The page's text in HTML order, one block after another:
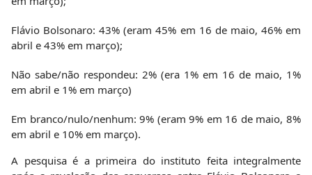
Flávio Bolsonaro: 43% (eram 45% em 16 de maio, 46% em
abril e 43% em março);
Não sabe/não respondeu: 2% (era 1% em 16 de maio, 1%
em abril e 1% em março)
Em branco/nulo/nenhum: 9% (eram 9% em 16 de maio, 8%
em abril e 10% em março).
A pesquisa é a primeira do instituto feita integralmente